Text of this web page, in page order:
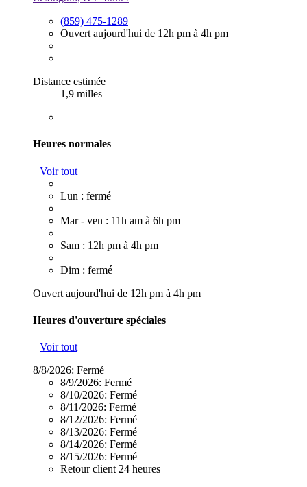
(859) 475-1289
Ouvert aujourd'hui de 12h pm à 4h pm
Distance estimée
1,9 milles
Heures normales
Voir tout
Lun : fermé
Mar - ven : 11h am à 6h pm
Sam : 12h pm à 4h pm
Dim : fermé
Ouvert aujourd'hui de 12h pm à 4h pm
Heures d'ouverture spéciales
Voir tout
8/8/2026: Fermé
8/9/2026: Fermé
8/10/2026: Fermé
8/11/2026: Fermé
8/12/2026: Fermé
8/13/2026: Fermé
8/14/2026: Fermé
8/15/2026: Fermé
Retour client 24 heures